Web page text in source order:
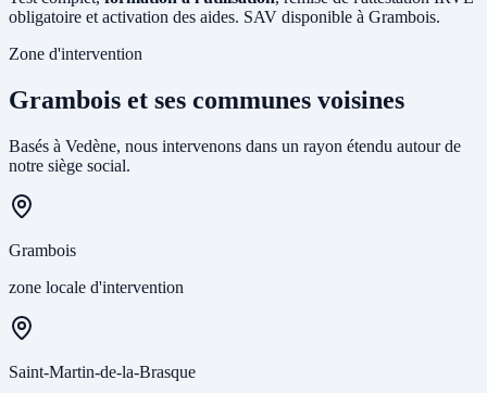
obligatoire et activation des aides. SAV disponible à Grambois.
Zone d'intervention
Grambois et ses communes voisines
Basés à Vedène, nous intervenons dans un rayon étendu autour de
notre siège social.
Grambois
zone locale d'intervention
Saint-Martin-de-la-Brasque